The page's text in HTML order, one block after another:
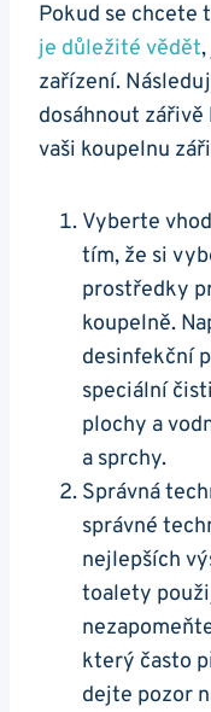
Pokud se chcete
je důležité vědět
zařízení.
dosáhnout
vaši koupelnu
Vyberte
tím, že si
prostředky
koupelně.
desinfekční
speciální
plochy a
a sprchy.
Správná
správné
nejlepších
toalety
který často
dejte pozor